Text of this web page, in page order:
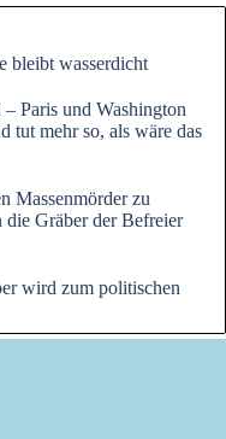
bleibt wasserdicht
Paris und Washington
tut mehr so, als wäre das
Massenmörder zu
die Gräber der Befreier
wird zum politischen